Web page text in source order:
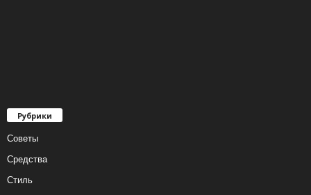
Рубрики
Советы
Средства
Стиль